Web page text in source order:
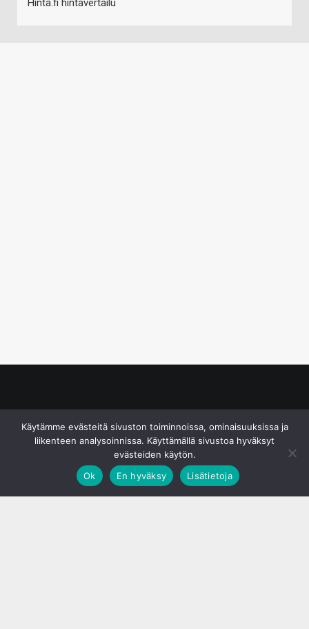
Hinta.fi hintavertailu
Käytämme evästeitä sivuston toiminnoissa, ominaisuuksissa ja
liikenteen analysoinnissa. Käyttämällä sivustoa hyväksyt
evästeiden käytön.
Ok
En hyväksy Lisätietoja